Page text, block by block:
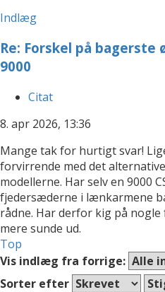
Indlæg
Re: Forskel på
9000
Citat
8. apr 2026, 13:36
Mange tak for hurtigt svar!
forvirrende med det
modellerne. Har selv en 9000
fjedersæderne i lænkarmene
rådne. Har derfor kig på nogle
mere sunde ud.
Top
Vis indlæg fra forrige:
Sorter efter